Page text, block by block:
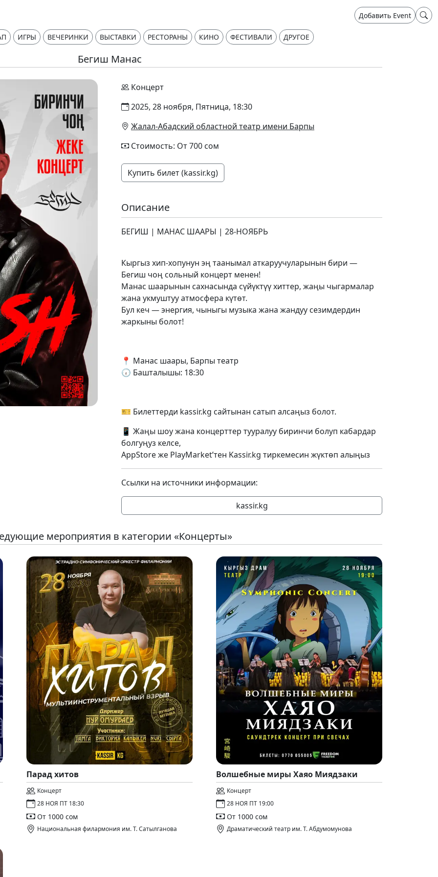
Добавить Event
ИГРЫ ВЕЧЕРИНКИ ВЫСТАВКИ РЕСТОРАНЫ КИНО ФЕСТИВАЛИ ДРУГОЕ
Бегиш Манас
Концерт
2025, 28 ноября, Пятница, 18:30
Жалал-Абадский областной театр имени Барпы
Стоимость: От 700 сом
Купить билет (kassir.kg)
Описание
БЕГИШ | МАНАС ШААРЫ | 28-НОЯБРЬ
Кыргыз хип-хопунун эң таанымал аткаруучуларынын бири —
Бегиш чоң сольный концерт менен!
Манас шаарынын сахнасында сүйүктүү хиттер, жаңы чыгармалар
жана укмуштуу атмосфера күтөт.
Бул кеч — энергия, чыныгы музыка жана жандуу сезимдердин
жаркыны болот!
📍 Манас шаары, Барпы театр
🕡 Башталышы: 18:30
🎫 Билеттерди kassir.kg сайтынан сатып алсаңыз болот.
📱 Жаңы шоу жана концерттер тууралуу биринчи болуп кабардар
болгуңуз келсе,
AppStore же PlayMarket’тен Kassir.kg тиркемесин жүктөп алыңыз
Ссылки на источники информации:
kassir.kg
мероприятия в категории «Концерты»
Парад хитов
Концерт
28 НОЯ ПТ 18:30
От 1000 сом
Национальная филармония им. Т. Сатылганова
Волшебные миры Хаяо Миядзаки
Концерт
28 НОЯ ПТ 19:00
От 1000 сом
Драматический театр им. Т. Абдумомунова